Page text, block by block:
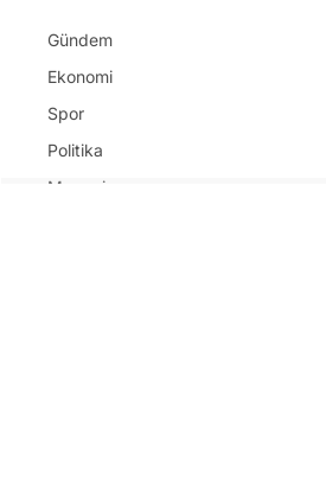
Gündem
Ekonomi
Spor
Politika
Magazin